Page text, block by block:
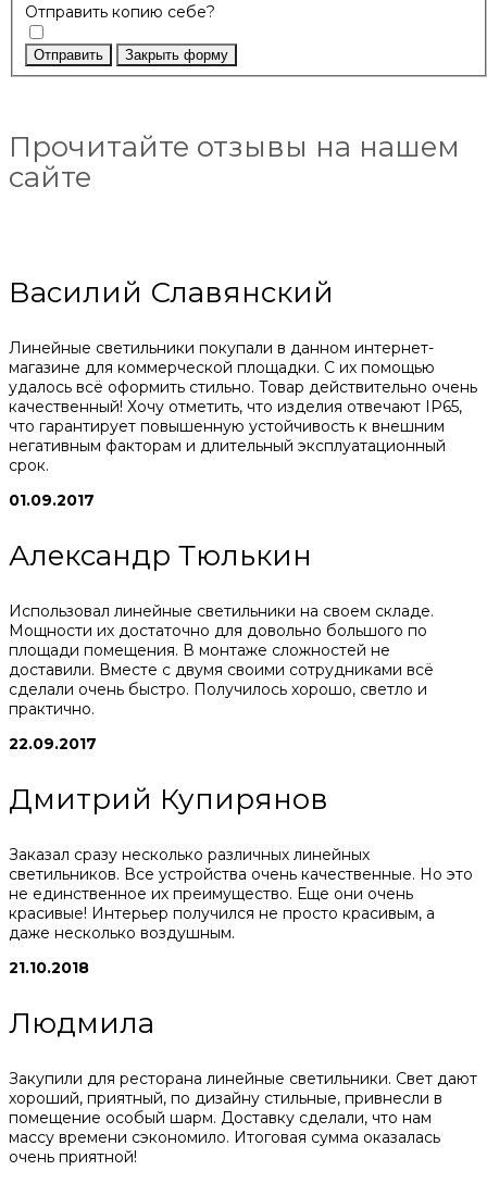
Отправить копию себе?
Отправить Закрыть форму
Прочитайте отзывы на нашем
сайте
Василий Славянский
Линейные светильники покупали в данном интернет-
магазине для коммерческой площадки. С их помощью
удалось всё оформить стильно. Товар действительно очень
качественный! Хочу отметить, что изделия отвечают IP65,
что гарантирует повышенную устойчивость к внешним
негативным факторам и длительный эксплуатационный
срок.
01.09.2017
Александр Тюлькин
Использовал линейные светильники на своем складе.
Мощности их достаточно для довольно большого по
площади помещения. В монтаже сложностей не
доставили. Вместе с двумя своими сотрудниками всё
сделали очень быстро. Получилось хорошо, светло и
практично.
22.09.2017
Дмитрий Купирянов
Заказал сразу несколько различных линейных
светильников. Все устройства очень качественные. Но это
не единственное их преимущество. Еще они очень
красивые! Интерьер получился не просто красивым, а
даже несколько воздушным.
21.10.2018
Людмила
Закупили для ресторана линейные светильники. Свет дают
хороший, приятный, по дизайну стильные, привнесли в
помещение особый шарм. Доставку сделали, что нам
массу времени сэкономило. Итоговая сумма оказалась
очень приятной!